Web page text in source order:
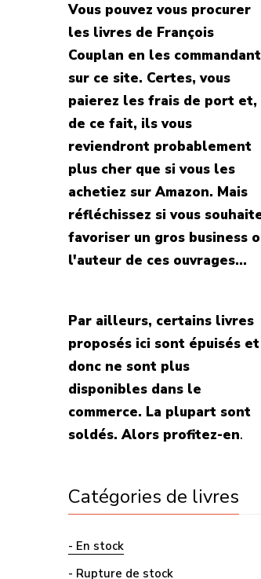
Vous pouvez vous procurer
les livres de François
Couplan en les commandant
sur ce site. Certes, vous
paierez les frais de port et,
de ce fait, ils vous
reviendront probablement
plus cher que si vous les
achetiez sur Amazon. Mais
réfléchissez si vous
favoriser un gros business
l'auteur de ces ouvrages...
Par ailleurs, certains livres
proposés ici sont épuisés et
donc ne sont plus
disponibles dans le
commerce. La plupart sont
soldés. Alors profitez-en.
Catégories de livres
- En stock
- Rupture de stock